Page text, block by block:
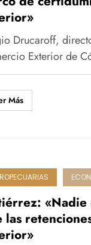
Drucaroff,
Exterior de
Más
«Nadie
las